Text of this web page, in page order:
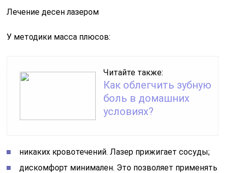
Лечение десен лазером
У методики масса плюсов:
Читайте также:
Как облегчить зубную
боль в домашних
условиях?
никаких кровотечений. Лазер прижигает сосуды;
дискомфорт минимален. Это позволяет применять